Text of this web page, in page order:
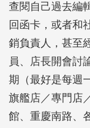
查閱自己過去編
回函卡，或者和
銷負責人，甚至
員、店長開會討
期（最好是每週
旗艦店／專門店
館、重慶南路、